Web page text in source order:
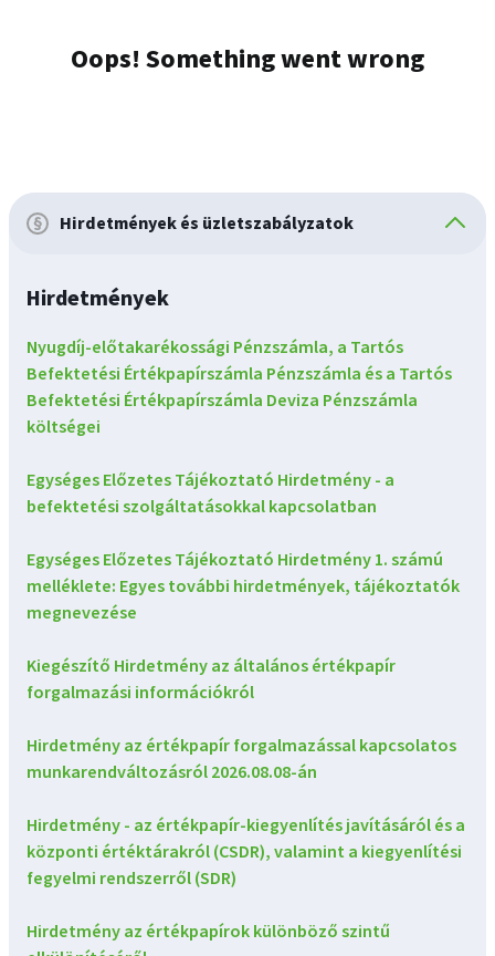
Hirdetmények és üzletszabályzatok
Hirdetmények
Nyugdíj-előtakarékossági Pénzszámla, a Tartós
Befektetési Értékpapírszámla Pénzszámla és a Tartós
Befektetési Értékpapírszámla Deviza Pénzszámla
költségei
Egységes Előzetes Tájékoztató Hirdetmény - a
befektetési szolgáltatásokkal kapcsolatban
Egységes Előzetes Tájékoztató Hirdetmény 1. számú
melléklete: Egyes további hirdetmények, tájékoztatók
megnevezése
Kiegészítő Hirdetmény az általános értékpapír
forgalmazási információkról
Hirdetmény az értékpapír forgalmazással kapcsolatos
munkarendváltozásról 2026.08.08-án
Hirdetmény - az értékpapír-kiegyenlítés javításáról és a
központi értéktárakról (CSDR), valamint a kiegyenlítési
fegyelmi rendszerről (SDR)
Hirdetmény az értékpapírok különböző szintű